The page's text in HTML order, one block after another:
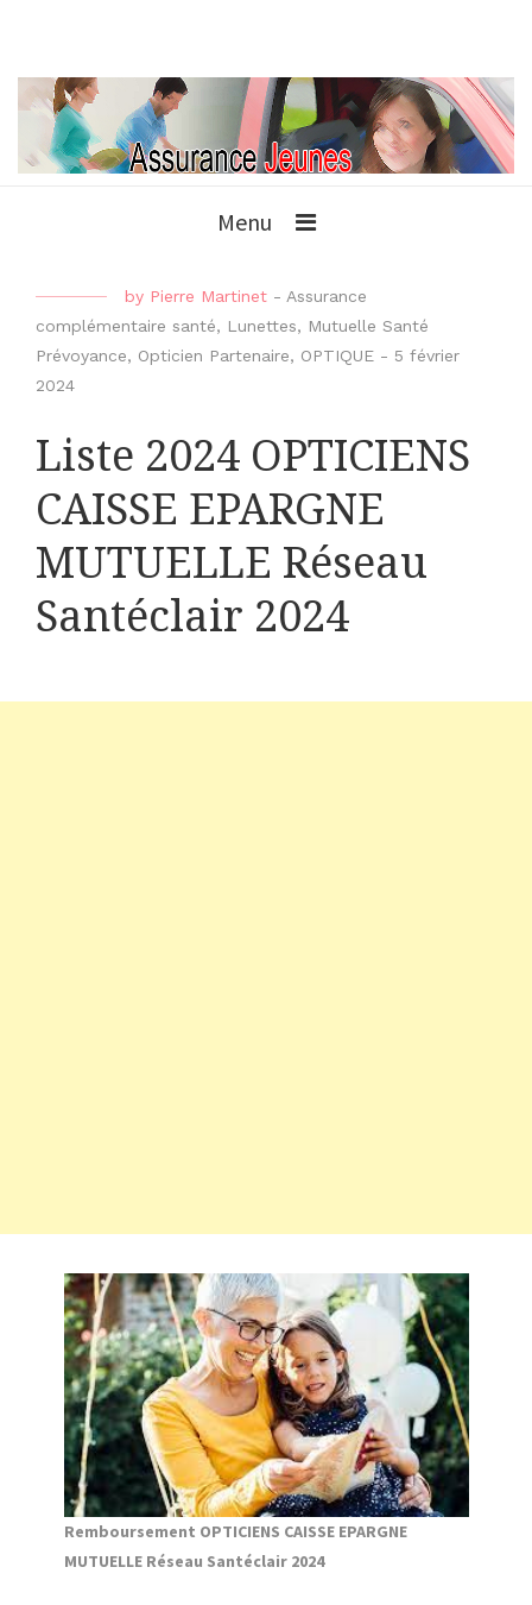
Menu
by Pierre Martinet - Assurance
complémentaire santé, Lunettes, Mutuelle Santé
Prévoyance, Opticien Partenaire, OPTIQUE - 5 février
2024
Liste 2024 OPTICIENS
CAISSE EPARGNE
MUTUELLE Réseau
Santéclair 2024
Remboursement OPTICIENS CAISSE EPARGNE
MUTUELLE Réseau Santéclair 2024